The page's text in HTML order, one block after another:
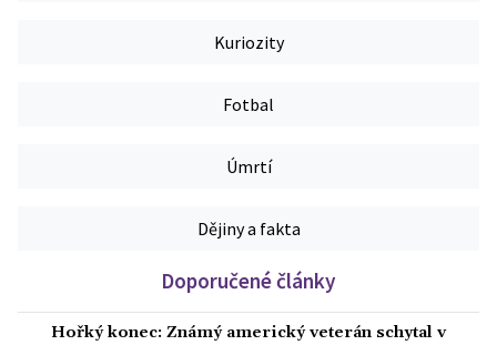
Kuriozity
Fotbal
Úmrtí
Dějiny a fakta
Doporučené články
Hořký konec: Známý americký veterán schytal v